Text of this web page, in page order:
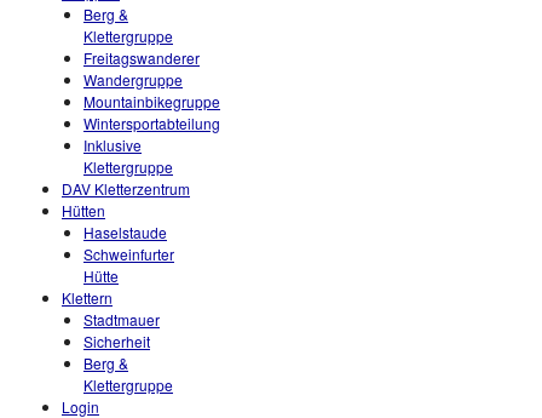
Berg &
Klettergruppe
Freitagswanderer
Wandergruppe
Mountainbikegruppe
Wintersportabteilung
Inklusive
Klettergruppe
DAV Kletterzentrum
Hütten
Haselstaude
Schweinfurter
Hütte
Klettern
Stadtmauer
Sicherheit
Berg &
Klettergruppe
Login